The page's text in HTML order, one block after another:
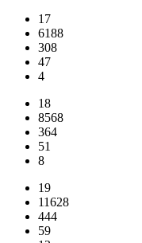
17
6188
308
47
4
18
8568
364
51
8
19
11628
444
59